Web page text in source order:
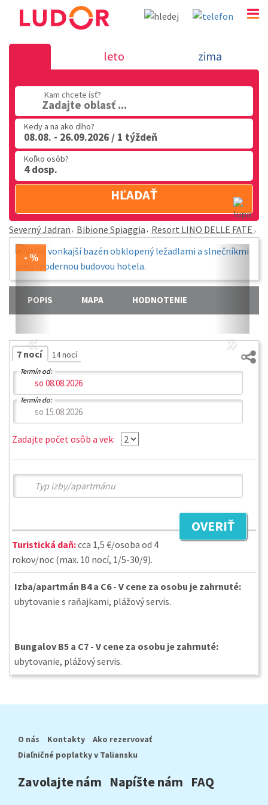
Resort LINO DELLE FATE - Bibione Spiaggia -
leto zima
Kam chcete ísť?
Zadajte oblasť ...
Kedy a na ako dlho?
08.08. - 26.09.2026 / 1 týždeň
Koľko osôb?
4 dosp.
HĽADAŤ
Severný Jadran Bibione Spiaggia Resort LINO DELLE FATE
« »
POPIS MAPA HODNOTENIE
7 nocí 14 nocí
Termín od:
Termín do:
Zadajte počet osôb a vek:
OVERIŤ
Turistická daň:cca 1,5 €/osoba od 4
rokov/noc (max. 10 nocí, 1/5-30/9).
Izba/apartmán B4 a C6 - V cene za osobu je zahrnuté:
ubytovanie s raňajkami, plážový servis.
Bungalov B5 a C7 - V cene za osobu je zahrnuté:
ubytovanie, plážový servis.
O nás Kontakty
Ako rezervovať
Diaľničné poplatky v Taliansku
Zavolajte nám Napíšte nám FAQ